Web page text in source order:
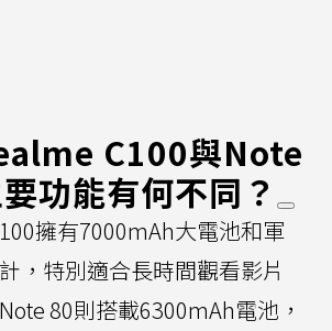
C100與Note
功能有何不同？
擁有7000mAh大電池和軍
，特別適合長時間觀看影片
80則搭載6300mAh電池，